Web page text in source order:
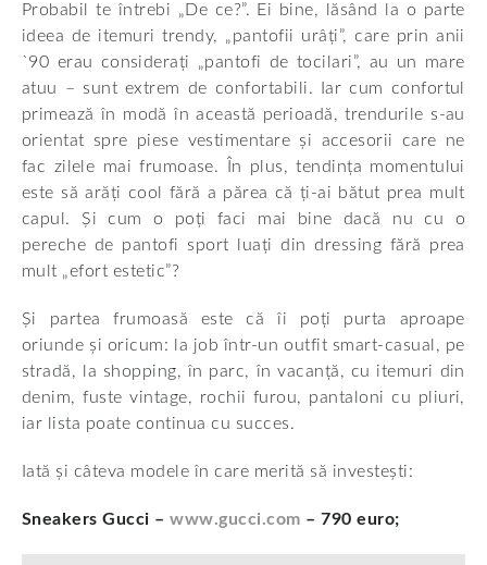
Probabil te întrebi „De ce?”. Ei bine, lăsând la o parte
ideea de itemuri trendy, „pantofii urâți”, care prin anii
`90 erau considerați „pantofi de tocilari”, au un mare
atuu – sunt extrem de confortabili. Iar cum confortul
primează în modă în această perioadă, trendurile s-au
orientat spre piese vestimentare și accesorii care ne
fac zilele mai frumoase. În plus, tendința momentului
este să arăți cool fără a părea că ți-ai bătut prea mult
capul. Și cum o poți faci mai bine dacă nu cu o
pereche de pantofi sport luați din dressing fără prea
mult „efort estetic”?
Și partea frumoasă este că îi poți purta aproape
oriunde și oricum: la job într-un outfit smart-casual, pe
stradă, la shopping, în parc, în vacanță, cu itemuri din
denim, fuste vintage, rochii furou, pantaloni cu pliuri,
iar lista poate continua cu succes.
Iată și câteva modele în care merită să investești:
Sneakers Gucci –www.gucci.com – 790 euro;